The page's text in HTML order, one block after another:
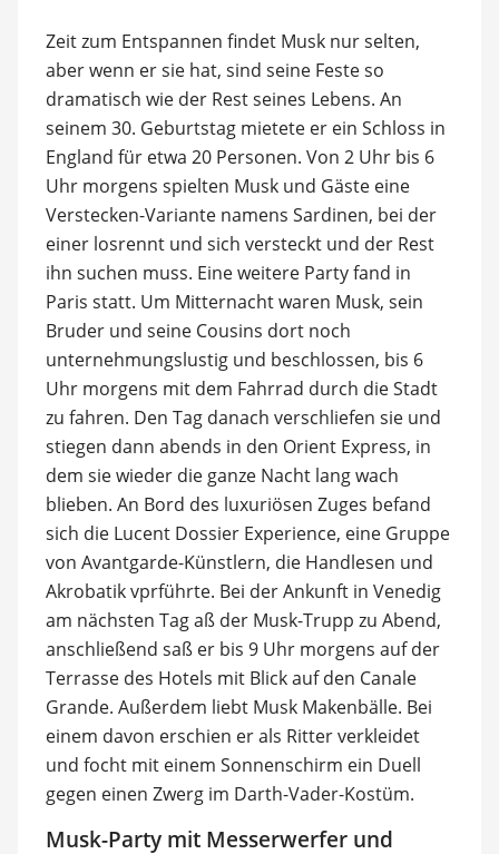
Zeit zum Entspannen findet Musk nur selten,
aber wenn er sie hat, sind seine Feste so
dramatisch wie der Rest seines Lebens. An
seinem 30. Geburtstag mietete er ein Schloss in
England für etwa 20 Personen. Von 2 Uhr bis 6
Uhr morgens spielten Musk und Gäste eine
Verstecken-Variante namens Sardinen, bei der
einer losrennt und sich versteckt und der Rest
ihn suchen muss. Eine weitere Party fand in
Paris statt. Um Mitternacht waren Musk, sein
Bruder und seine Cousins dort noch
unternehmungslustig und beschlossen, bis 6
Uhr morgens mit dem Fahrrad durch die Stadt
zu fahren. Den Tag danach verschliefen sie und
stiegen dann abends in den Orient Express, in
dem sie wieder die ganze Nacht lang wach
blieben. An Bord des luxuriösen Zuges befand
sich die Lucent Dossier Experience, eine Gruppe
von Avantgarde-Künstlern, die Handlesen und
Akrobatik vprführte. Bei der Ankunft in Venedig
am nächsten Tag aß der Musk-Trupp zu Abend,
anschließend saß er bis 9 Uhr morgens auf der
Terrasse des Hotels mit Blick auf den Canale
Grande. Außerdem liebt Musk Makenbälle. Bei
einem davon erschien er als Ritter verkleidet
und focht mit einem Sonnenschirm ein Duell
gegen einen Zwerg im Darth-Vader-Kostüm.
Musk-Party mit Messerwerfer und